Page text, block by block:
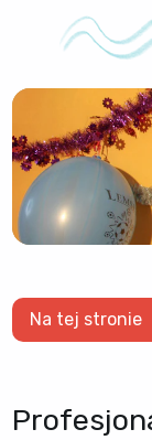
Na tej stronie